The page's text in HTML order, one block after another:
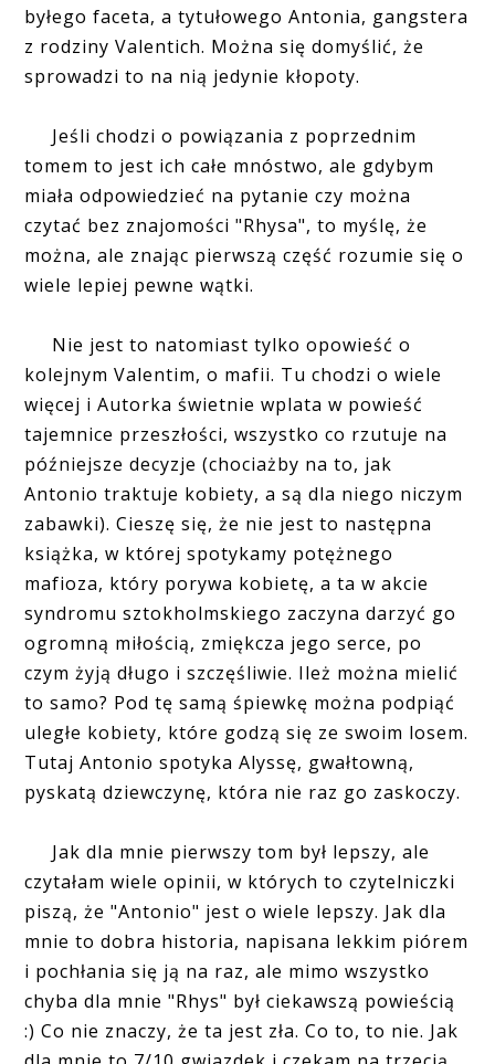
byłego faceta, a tytułowego Antonia, gangstera
z rodziny Valentich. Można się domyślić, że
sprowadzi to na nią jedynie kłopoty.
Jeśli chodzi o powiązania z poprzednim
tomem to jest ich całe mnóstwo, ale gdybym
miała odpowiedzieć na pytanie czy można
czytać bez znajomości "Rhysa", to myślę, że
można, ale znając pierwszą część rozumie się o
wiele lepiej pewne wątki.
Nie jest to natomiast tylko opowieść o
kolejnym Valentim, o mafii. Tu chodzi o wiele
więcej i Autorka świetnie wplata w powieść
tajemnice przeszłości, wszystko co rzutuje na
późniejsze decyzje (chociażby na to, jak
Antonio traktuje kobiety, a są dla niego niczym
zabawki). Cieszę się, że nie jest to następna
książka, w której spotykamy potężnego
mafioza, który porywa kobietę, a ta w akcie
syndromu sztokholmskiego zaczyna darzyć go
ogromną miłością, zmiękcza jego serce, po
czym żyją długo i szczęśliwie. Ileż można mielić
to samo? Pod tę samą śpiewkę można podpiąć
uległe kobiety, które godzą się ze swoim losem.
Tutaj Antonio spotyka Alyssę, gwałtowną,
pyskatą dziewczynę, która nie raz go zaskoczy.
Jak dla mnie pierwszy tom był lepszy, ale
czytałam wiele opinii, w których to czytelniczki
piszą, że "Antonio" jest o wiele lepszy. Jak dla
mnie to dobra historia, napisana lekkim piórem
i pochłania się ją na raz, ale mimo wszystko
chyba dla mnie "Rhys" był ciekawszą powieścią
:) Co nie znaczy, że ta jest zła. Co to, to nie. Jak